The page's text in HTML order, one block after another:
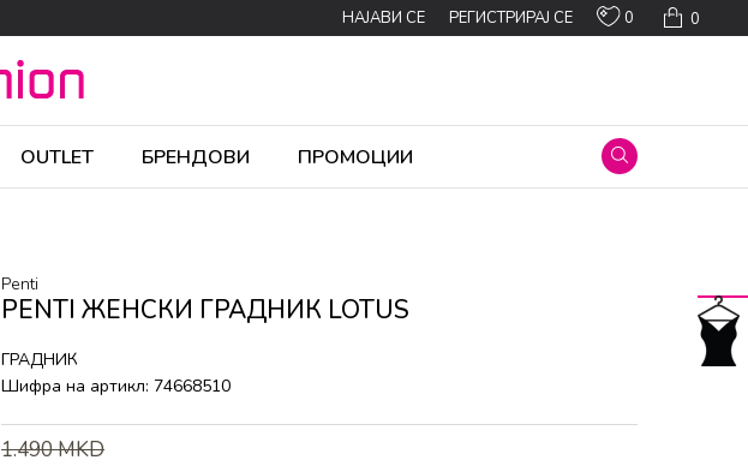
0
0
НАЈАВИ СЕ РЕГИСТРИРАЈ СЕ
OUTLET БРЕНДОВИ ПРОМОЦИИ
Penti
PENTI ЖЕНСКИ ГРАДНИК LOTUS
ГРАДНИК
Шифра на артикл: 74668510
1.490MKD